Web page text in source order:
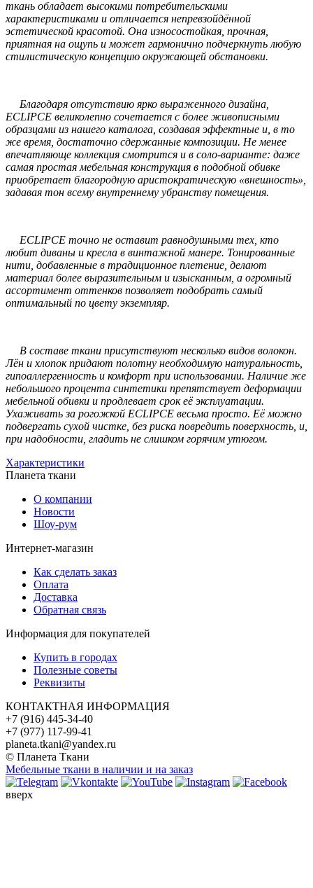
ткань обладает высокими потребительскими
характеристиками и отличается непревзойдённой
эстетической красотой. Она износостойкая, прочная,
приятная на ощупь и может гармонично подчеркнуть любую
стилистическую концепцию окружающей обстановки.
Благодаря отсутствию ярко выраженного дизайна,
ECLIPCE великолепно сочетается с более живописными
образцами из нашего каталога, создавая эффектные и, в то
же время, достаточно сдержанные композиции. Не менее
впечатляюще коллекция смотрится и в соло-варианте: даже
самая простая мебельная конструкция в подобной обивке
приобретает благородную аристократическую «внешность»,
задавая тон всему внутреннему убранству помещения.
ECLIPCE точно не оставит равнодушными тех, кто
любит диваны и кресла в винтажной манере. Тонированные
нити, добавленные в традиционное плетение, делают
материал более выразительным и изысканным, а огромный
ассортимент оттенков позволяет подобрать самый
оптимальный по цвету экземпляр.
В составе ткани присутствуют несколько видов волокон.
Лён и хлопок придают полотну необходимую натуральность,
гипоаллергенность и комфорт при использовании. Наличие же
небольшого процента синтетики препятствует деформации
мебельной обивки и продлевает срок её эксплуатации.
Ухаживать за рогожкой ECLIPCE весьма просто. Её можно
подвергать сухой чистке, без риска повредить поверхность, и,
при надобности, гладить не слишком горячим утюгом.
Характеристики
Планета ткани
О компании
Новости
Шоу-рум
Интернет-магазин
Как сделать заказ
Оплата
Доставка
Обратная связь
Информация для покупателей
Купить в городах
Полезные советы
Реквизиты
КОНТАКТНАЯ ИНФОРМАЦИЯ
+7 (916) 445-34-40
+7 (977) 117-99-41
planeta.tkani@yandex.ru
© Планета Ткани
Мебельные ткани в наличии и на заказ
вверх